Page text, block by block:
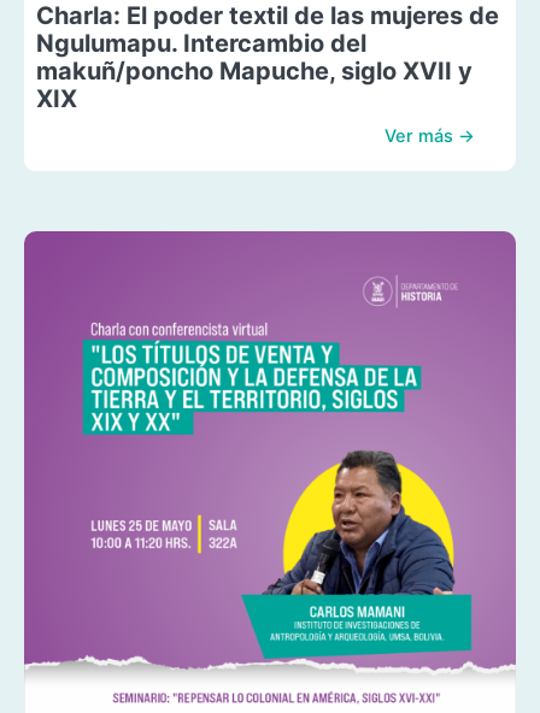
Charla: El poder textil de las mujeres de
Ngulumapu. Intercambio del
makuñ/poncho Mapuche, siglo XVII y
XIX
Ver más →